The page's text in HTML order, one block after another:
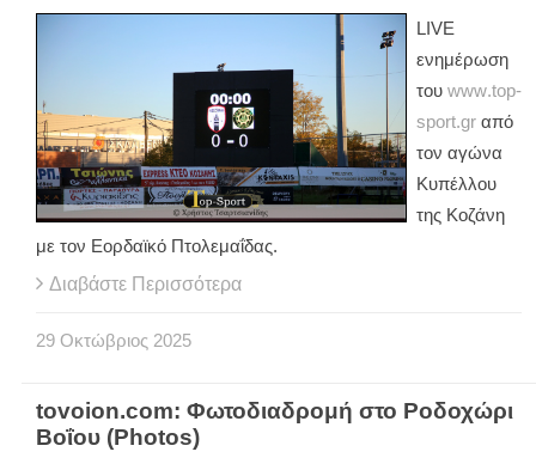
LIVE
ενημέρωση
του www.top-
sport.gr από
τον αγώνα
Κυπέλλου
της Κοζάνη
με τον Εορδαϊκό Πτολεμαΐδας.
Διαβάστε Περισσότερα
29 Οκτώβριος 2025
tovoion.com: Φωτοδιαδρομή στο Ροδοχώρι
Βοΐου (Photos)